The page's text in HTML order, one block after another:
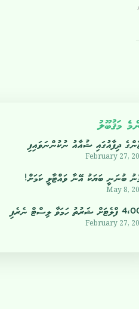
މަޤުބޫލު
ދިފާއުގައި ޝުއާއު ނުކުންނަވައިފި
February 27,
ބުނަނީ ބަޔަކު އޭނާ ވައްޓާލީ ކަމަށް!
May 8,
ޝަރުތު ހަމަވާ ލިސްޓް ނެރެފި
February 27,